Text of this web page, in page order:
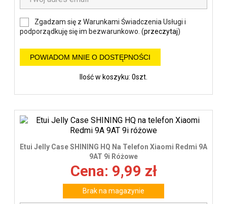
Zgadzam się z Warunkami Świadczenia Usługi i
podporządkuję się im bezwarunkowo. (przeczytaj)
POWIADOM MNIE O DOSTĘPNOŚCI
Ilość w koszyku: 0szt.
Etui Jelly Case SHINING HQ Na Telefon Xiaomi Redmi 9A
9AT 9i Różowe
Cena: 9,99 zł
Brak na magazynie